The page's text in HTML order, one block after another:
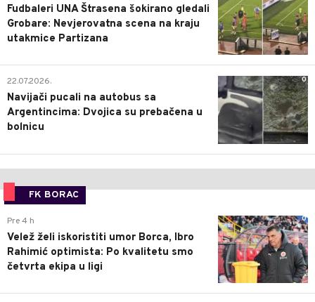
Fudbaleri UNA Štrasena šokirano gledali
Grobare: Nevjerovatna scena na kraju
utakmice Partizana
0
22.07.2026.
Navijači pucali na autobus sa
Argentincima: Dvojica su prebačena u
bolnicu
FK BORAC
0
Pre 4 h
Velež želi iskoristiti umor Borca, Ibro
Rahimić optimista: Po kvalitetu smo
četvrta ekipa u ligi